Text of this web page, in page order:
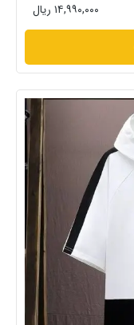
۱۴,۹۹۰,۰۰۰ ریال